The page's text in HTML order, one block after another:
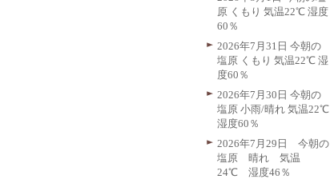
原 くもり 気温22℃ 湿度
60％
2026年7月31日 今朝の
塩原 くもり 気温22℃ 湿
度60％
2026年7月30日 今朝の
塩原 小雨/晴れ 気温22℃
湿度60％
2026年7月29日 今朝の
塩原 晴れ 気温
24℃ 湿度46％